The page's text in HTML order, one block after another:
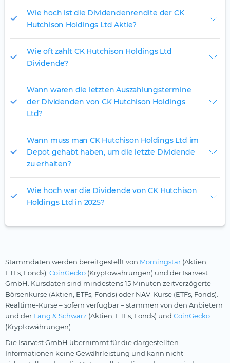
Wie hoch ist die Dividendenrendite der CK
Hutchison Holdings Ltd Aktie?
Wie oft zahlt CK Hutchison Holdings Ltd
Dividende?
Wann waren die letzten Auszahlungstermine
der Dividenden von CK Hutchison Holdings
Ltd?
Wann muss man CK Hutchison Holdings Ltd im
Depot gehabt haben, um die letzte Dividende
zu erhalten?
Wie hoch war die Dividende von CK Hutchison
Holdings Ltd in 2025?
Stammdaten werden bereitgestellt von Morningstar (Aktien,
ETFs, Fonds), CoinGecko (Kryptowährungen) und der Isarvest
GmbH. Kursdaten sind mindestens 15 Minuten zeitverzögerte
Börsenkurse (Aktien, ETFs, Fonds) oder NAV-Kurse (ETFs, Fonds).
Realtime-Kurse – sofern verfügbar – stammen von den Anbietern
und der Lang & Schwarz (Aktien, ETFs, Fonds) und CoinGecko
(Kryptowährungen).
Die Isarvest GmbH übernimmt für die dargestellten
Informationen keine Gewährleistung und kann nicht